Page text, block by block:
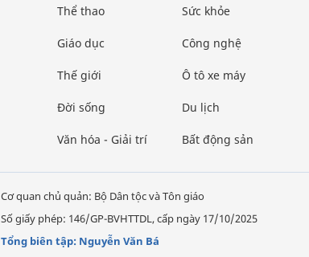
Thể thao
Giáo dục
Thế giới
Đời sống
Văn hóa - Giải trí
Sức khỏe
Công nghệ
Ô tô xe máy
Du lịch
Bất động sản
Cơ quan chủ quản: Bộ Dân tộc và Tôn giáo
Số giấy phép: 146/GP-BVHTTDL, cấp ngày 17/10/2025
Tổng biên tập: Nguyễn Văn Bá